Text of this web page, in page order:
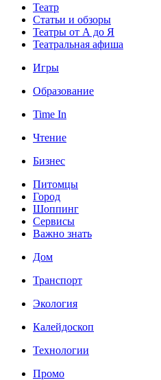
Театр
Статьи и обзоры
Театры от А до Я
Театральная афиша
Игры
Образование
Time In
Чтение
Бизнес
Питомцы
Город
Шоппинг
Сервисы
Важно знать
Дом
Транспорт
Экология
Калейдоскоп
Технологии
Промо